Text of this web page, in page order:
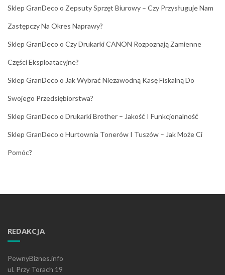
Sklep GranDeco o Zepsuty Sprzęt Biurowy – Czy Przysługuje Nam
Zastępczy Na Okres Naprawy?
Sklep GranDeco o Czy Drukarki CANON Rozpoznają Zamienne
Części Eksploatacyjne?
Sklep GranDeco o Jak Wybrać Niezawodną Kasę Fiskalną Do
Swojego Przedsiębiorstwa?
Sklep GranDeco o Drukarki Brother – Jakość I Funkcjonalność
Sklep GranDeco o Hurtownia Tonerów I Tuszów – Jak Może Ci
Pomóc?
REDAKCJA
PewnyBiznes.info
ul. Przy Torach 19